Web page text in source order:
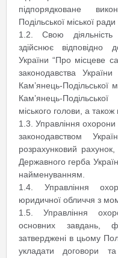
підпорядковане
Подільської міської
1.2. Свою діяльність
здійснює відповідно
України “Про місцеве
законодавства
Кам’янець-Подільської
Кам’янець-
міського голови, а
1.3. Управління
законодавством
розрахунковий
Державного герба
найменуванням.
1.4. Управління
юридичної обличчя з
1.5. Управління
основних завдань,
затверджені в цьому
укладати договори